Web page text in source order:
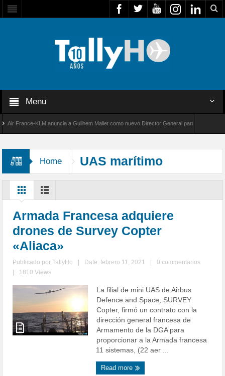
Menu
France-KLM anuncia a Guilhem Mallet como nuevo Director General para América Latina
Home UAS marítimo
Armada Francesa adquiere
drones de Survey Copter
«Aliaca»
Publicado porTallyHo Date: febrero 11, 2021
0 commentarios
1810 Views
La filial de mini UAS de Airbus
Defence and Space, SURVEY
Copter, firmó un contrato con la
dirección general francesa de
Armamento de la DGA para
proporcionar a la Armada francesa
11 sistemas, (22 aer ...
Read more